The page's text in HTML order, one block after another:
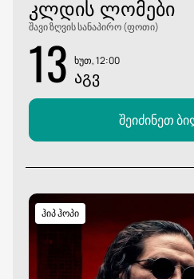
ᲙᲚᲓᲘᲡ ᲚᲝᲛᲔᲑᲘ
შავი ზღვის სანაპირო (ფოთი)
13 ხუთ, 12:00
ᲐᲒᲕ
შეიძინეთ
ჰიპ ჰოპი